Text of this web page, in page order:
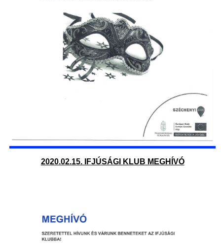
2020.02.15. IFJÚSÁGI KLUB MEGHÍVÓ